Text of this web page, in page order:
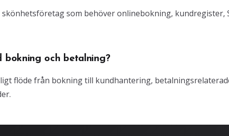
som behöver onlinebokning, kundregister,
och betalning?
flöde från bokning till kundhantering,